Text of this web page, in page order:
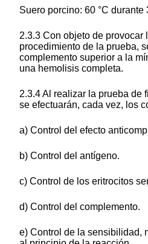
Suero porcino: 60 °C durante
2.3.3 Con objeto de provocar
procedimiento de la prueba,
complemento superior a la
una hemolisis completa.
2.3.4 Al realizar la prueba de
se efectuarán, cada vez, los
a) Control del efecto
b) Control del antígeno.
c) Control de los eritrocitos
d) Control del complemento.
e) Control de la sensibilidad,